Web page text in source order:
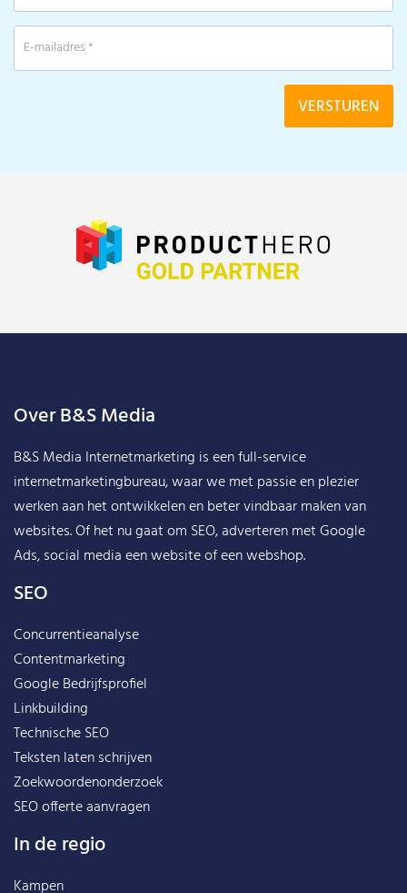
Over B&S Media
B&S Media Internetmarketing is een full-service
internetmarketingbureau, waar we met passie en plezier
werken aan het ontwikkelen en beter vindbaar maken van
websites. Of het nu gaat om SEO, adverteren met Google
Ads, social media een website of een webshop.
SEO
Concurrentieanalyse
Contentmarketing
Google Bedrijfsprofiel
Linkbuilding
Technische SEO
Teksten laten schrijven
Zoekwoordenonderzoek
SEO offerte aanvragen
In de regio
Kampen